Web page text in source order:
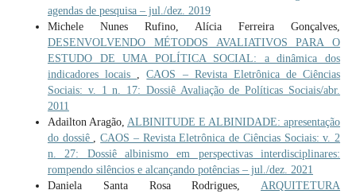
agendas de pesquisa – jul./dez. 2019
Michele Nunes Rufino, Alícia Ferreira Gonçalves,
DESENVOLVENDO MÉTODOS AVALIATIVOS PARA O
ESTUDO DE UMA POLÍTICA SOCIAL: a dinâmica dos
indicadores locais
,CAOS – Revista Eletrônica de Ciências
Sociais: v. 1 n. 17: Dossiê Avaliação de Políticas Sociais/abr.
2011
Adailton Aragão, ALBINITUDE E ALBINIDADE: apresentação
do dossiê
,CAOS – Revista Eletrônica de Ciências Sociais: v. 2
n. 27: Dossiê albinismo em perspectivas interdisciplinares:
rompendo silêncios e alcançando potências – jul./dez. 2021
Daniela Santa Rosa Rodrigues, ARQUITETURA